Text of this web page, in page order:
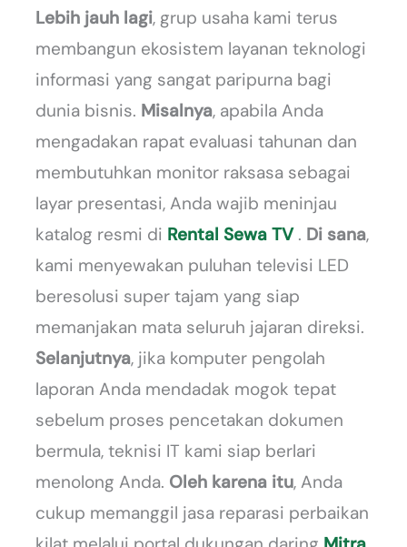
Lebih jauh lagi, grup usaha kami terus
membangun ekosistem layanan teknologi
informasi yang sangat paripurna bagi
dunia bisnis. Misalnya, apabila Anda
mengadakan rapat evaluasi tahunan dan
membutuhkan monitor raksasa sebagai
layar presentasi, Anda wajib meninjau
katalog resmi di Rental Sewa TV . Di sana,
kami menyewakan puluhan televisi LED
beresolusi super tajam yang siap
memanjakan mata seluruh jajaran direksi.
Selanjutnya, jika komputer pengolah
laporan Anda mendadak mogok tepat
sebelum proses pencetakan dokumen
bermula, teknisi IT kami siap berlari
menolong Anda. Oleh karena itu, Anda
cukup memanggil jasa reparasi perbaikan